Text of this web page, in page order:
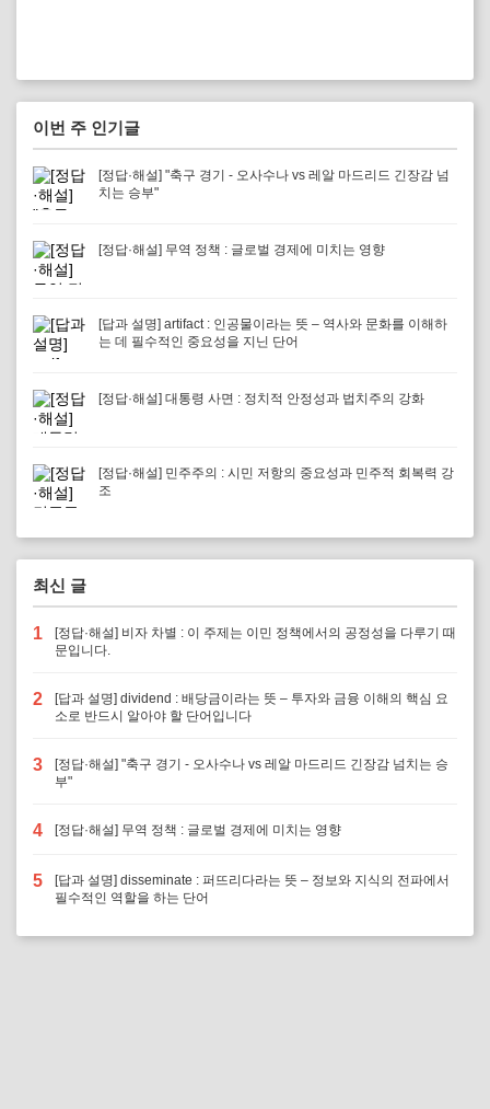
이번 주 인기글
[정답·해설] "축구 경기 - 오사수나 vs 레알 마드리드 긴장감 넘
치는 승부"
[정답·해설] 무역 정책 : 글로벌 경제에 미치는 영향
[답과 설명] artifact : 인공물이라는 뜻 – 역사와 문화를 이해하
는 데 필수적인 중요성을 지닌 단어
[정답·해설] 대통령 사면 : 정치적 안정성과 법치주의 강화
[정답·해설] 민주주의 : 시민 저항의 중요성과 민주적 회복력 강
조
최신 글
1
[정답·해설] 비자 차별 : 이 주제는 이민 정책에서의 공정성을 다루기 때
문입니다.
2
[답과 설명] dividend : 배당금이라는 뜻 – 투자와 금융 이해의 핵심 요
소로 반드시 알아야 할 단어입니다
3
[정답·해설] "축구 경기 - 오사수나 vs 레알 마드리드 긴장감 넘치는 승
부"
4 [정답·해설] 무역 정책 : 글로벌 경제에 미치는 영향
5
[답과 설명] disseminate : 퍼뜨리다라는 뜻 – 정보와 지식의 전파에서
필수적인 역할을 하는 단어